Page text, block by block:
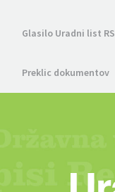
Glasilo Uradni list RS
Preklic dokumentov